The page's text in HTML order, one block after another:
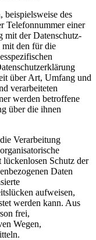
beispielsweise des
Telefonnummer einer
mit der Datenschutz-
den für die
über Art, Umfang und
verarbeiteten
werden betroffene
über die ihnen
Verarbeitung
Schutz der
Daten
aufweisen,
werden kann. Aus
frei,
Wegen,